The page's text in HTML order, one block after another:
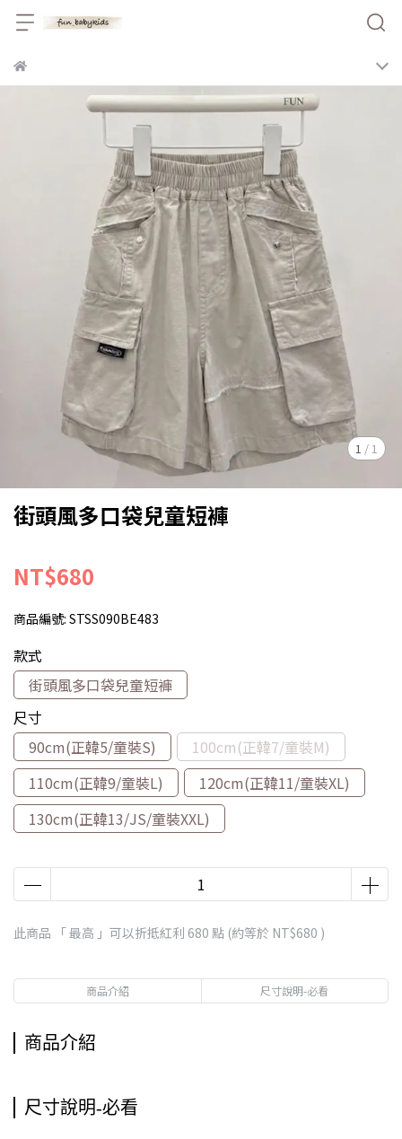
1 / 1
街頭風多口袋兒童短褲
NT$680
商品編號: STSS090BE483
款式
街頭風多口袋兒童短褲
尺寸
90cm(正韓5/童裝S)
100cm(正韓7/童裝M)
110cm(正韓9/童裝L)
120cm(正韓11/童裝XL)
130cm(正韓13/JS/童裝XXL)
此商品 「 最高 」可以折抵紅利 680 點 (約等於 NT$680 )
商品介紹 尺寸說明-必看
商品介紹
尺寸說明-必看